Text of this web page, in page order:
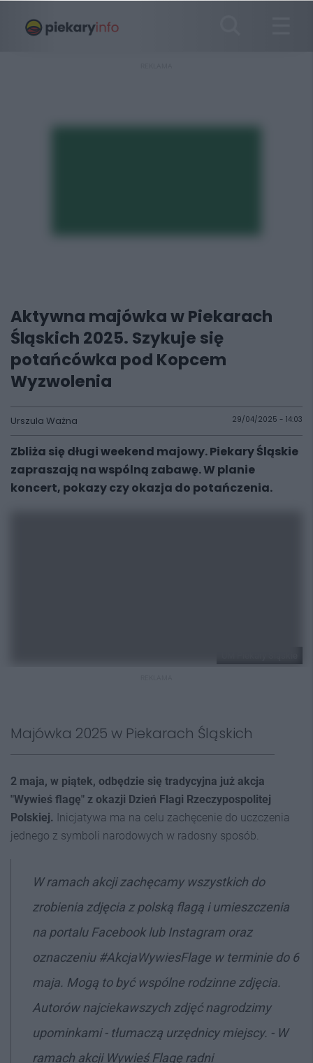
Aktywna majówka w Piekarach
Śląskich 2025. Szykuje się
potańcówka pod Kopcem
Wyzwolenia
Urszula Ważna 29/04/2025 - 14:03
Zbliża się długi weekend majowy. Piekary Śląskie
zapraszają na wspólną zabawę. W planie
koncert, pokazy czy okazja do potańczenia.
Majówka 2025 w Piekarach Śląskich
2 maja, w piątek, odbędzie się tradycyjna już akcja
"Wywieś flagę" z okazji Dzień Flagi Rzeczypospolitej
Polskiej. Inicjatywa ma na celu zachęcenie do uczczenia
jednego z symboli narodowych w radosny sposób.
W ramach akcji zachęcamy wszystkich do
zrobienia zdjęcia z polską flagą i umieszczenia
na portalu Facebook lub Instagram oraz
oznaczeniu #AkcjaWywiesFlage w terminie do 6
maja. Mogą to być wspólne rodzinne zdjęcia.
Autorów najciekawszych zdjęć nagrodzimy
upominkami - tłumaczą urzędnicy miejscy. - W
ramach akcji Wywieś Flagę radni